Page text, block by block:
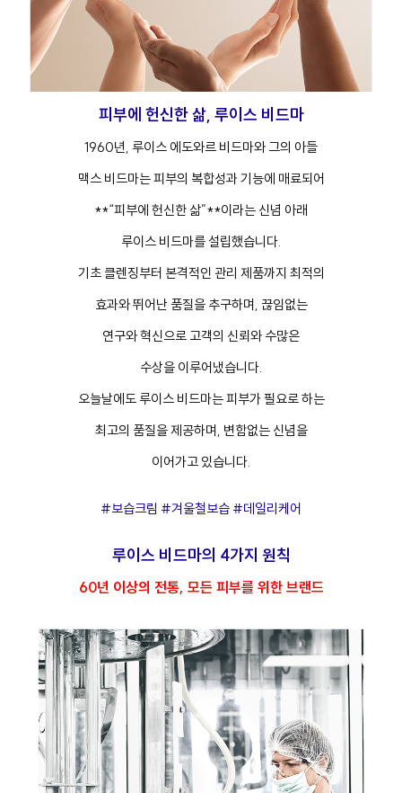
#아이
피부에 헌신한 삶, 루이스 비드마
1960년, 루이스 에도와르 비드마와 그의 아들
맥스 비드마는 피부의 복합성과 기능에 매료되어
**“피부에 헌신한 삶”**이라는 신념 아래
루이스 비드마를 설립했습니다.
기초 클렌징부터 본격적인 관리 제품까지 최적의
효과와 뛰어난 품질을 추구하며, 끊임없는
연구와 혁신으로 고객의 신뢰와 수많은
수상을 이루어냈습니다.
오늘날에도 루이스 비드마는 피부가 필요로 하는
최고의 품질을 제공하며, 변함없는 신념을
이어가고 있습니다.
#보습크림 #겨울철보습 #데일리케어
루이스 비드마의 4가지 원칙
60년 이상의 전통, 모든 피부를 위한 브랜드